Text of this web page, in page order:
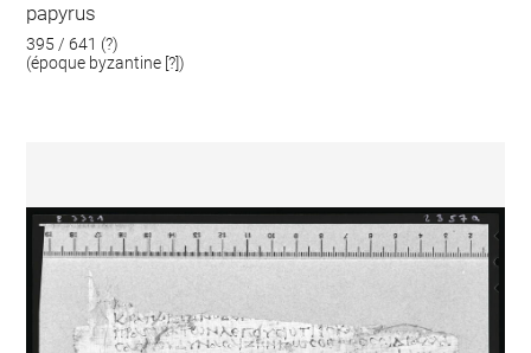
papyrus
395 / 641 (?)
(époque byzantine [?])